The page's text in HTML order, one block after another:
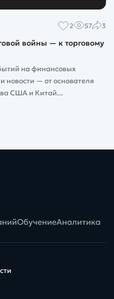
2 57 3
войны — к торговому
на финансовых
новости — от основателя
США и Китай...
ОбучениеАналитика